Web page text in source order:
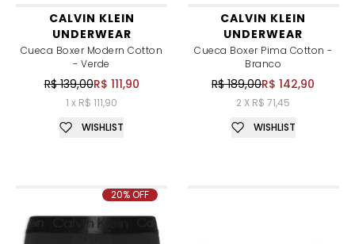
CALVIN KLEIN
UNDERWEAR
Cueca Boxer Modern Cotton
- Verde
R$ 139,00R$ 111,90
1 x R$ 111,90
WISHLIST
CALVIN KLEIN
UNDERWEAR
Cueca Boxer Pima Cotton -
Branco
R$ 189,00R$ 142,90
2 X R$ 71,45
WISHLIST
20% OFF